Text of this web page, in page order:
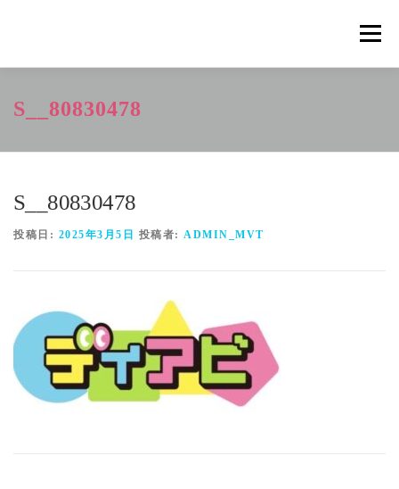
ン
キ
メニュ
概要 METHOD
新着情報 ショップ お問合せ
S__80830478
S__80830478
投稿日: 2025年3月5日 投稿者: ADMIN_MVT